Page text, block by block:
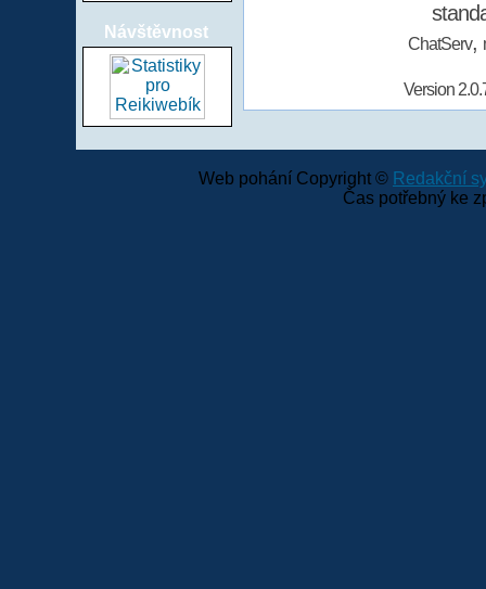
Návštěvnost
ChatServ,
Version
Web pohání Copyright © Redakční
Čas potřebný ke